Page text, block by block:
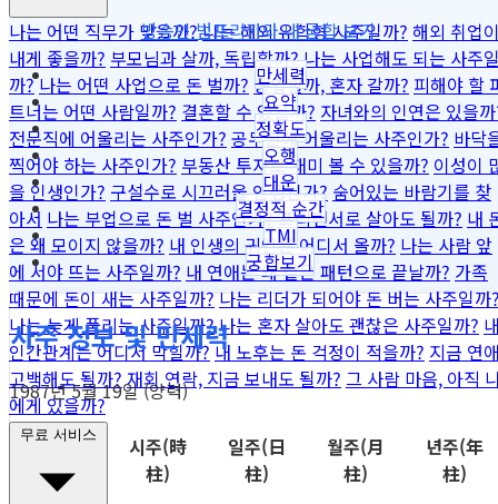
나는 어떤 직무가 맞을까?나는 해외 유학형 사주일까? 해외 취업
내게 좋을까? 부모님과 살까, 독립할까?나는 사업해도 되는 사주
까? 나는 어떤 사업으로 돈 벌까? 동업할까, 혼자 갈까? 피해야 할
트너는 어떤 사람일까? 결혼할 수 있을까? 자녀와의 인연은 있을
전문직에 어울리는 사주인가? 공무원에 어울리는 사주인가? 바닥
찍어야 하는 사주인가? 부동산 투자로 재미 볼 수 있을까? 이성이
을 인생인가? 구설수로 시끄러울 인생인가? 숨어있는 바람기를 찾
아서 나는 부업으로 돈 벌 사주인가?프리랜서로 살아도 될까? 내
은 왜 모이지 않을까? 내 인생의 귀인은 어디서 올까? 나는 사람 앞
에 서야 뜨는 사주일까? 내 연애는 왜 같은 패턴으로 끝날까? 가족
때문에 돈이 새는 사주일까?나는 리더가 되어야 돈 버는 사주일까
나는 늦게 풀리는 사주일까?나는 혼자 살아도 괜찮은 사주일까?
인간관계는 어디서 막힐까?내 노후는 돈 걱정이 적을까? 지금 연
고백해도 될까? 재회 연락, 지금 보내도 될까? 그 사람 마음, 아직
에게 있을까?
무료 서비스
방송인 범프리카와 내 궁합 보기
만세력
요약
정확도
오행
대운
결정적 순간
TMI
궁합보기
사주 정보 및 만세력
1987년 5월 19일 (양력)
시주(時
柱)
일주(日
柱)
월주(月
柱)
년주(年
柱)